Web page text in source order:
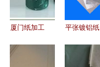
厦门纸加工
价格与纸张
平张镀铝纸
价分析——